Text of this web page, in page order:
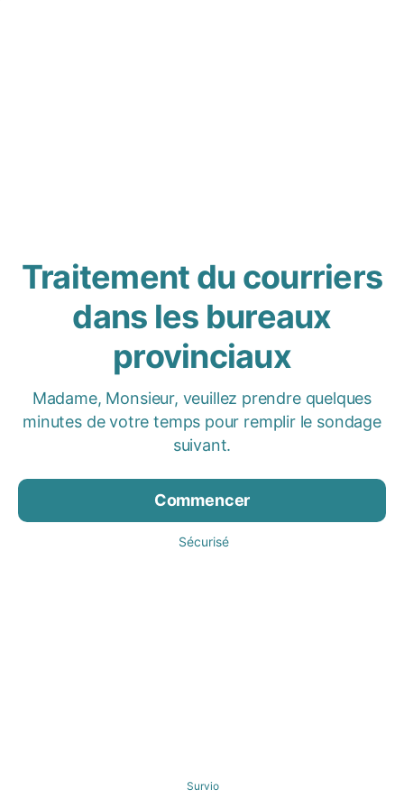
Traitement du courriers
dans les bureaux
provinciaux
Madame, Monsieur, veuillez prendre quelques
minutes de votre temps pour remplir le sondage
suivant.
Commencer
Sécurisé
Survio